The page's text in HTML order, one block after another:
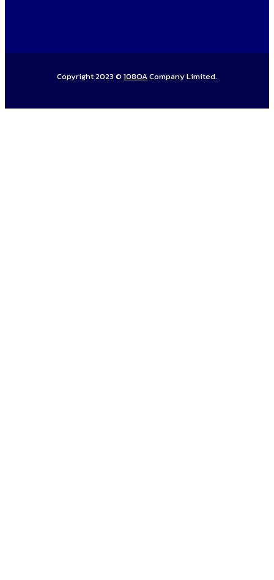
Copyright 2023 © 108OACompany Limited.